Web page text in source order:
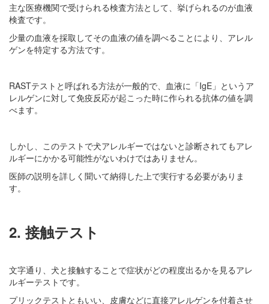
主な医療機関で受けられる検査方法として、挙げられるのが血液
検査です。
少量の血液を採取してその血液の値を調べることにより、アレル
ゲンを特定する方法です。
RASTテストと呼ばれる方法が一般的で、血液に「IgE」というア
レルゲンに対して免疫反応が起こった時に作られる抗体の値を調
べます。
しかし、このテストで犬アレルギーではないと診断されてもアレ
ルギーにかかる可能性がないわけではありません。
医師の説明を詳しく聞いて納得した上で実行する必要がありま
す。
2. 接触テスト
文字通り、犬と接触することで症状がどの程度出るかを見るアレ
ルギーテストです。
プリックテストともいい、皮膚などに直接アレルゲンを付着させ